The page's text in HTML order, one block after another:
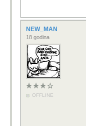
NEW_MAN
18 godina
OFFLINE